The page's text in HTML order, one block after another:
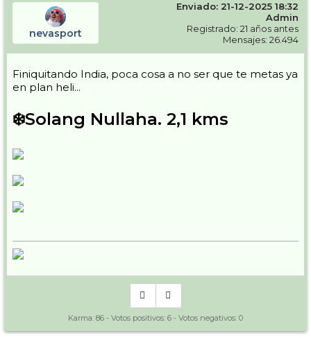
nevasport
Enviado: 21-12-2025 18:32
Admin
Registrado: 21 años antes
Mensajes: 26.494
Finiquitando India, poca cosa a no ser que te metas ya
en plan heli...
❄️Solang Nullaha. 2,1 kms
Karma: 86 - Votos positivos: 6 - Votos negativos: 0